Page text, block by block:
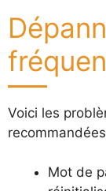
Voici les
Mot de